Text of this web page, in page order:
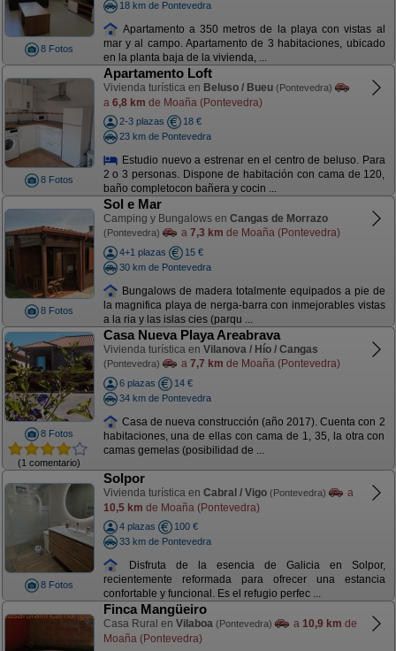
8 Fotos
18 km de Pontevedra
Apartamento a 350 metros de la playa con vistas al
mar y al campo. Apartamento de 3 habitaciones, ubicado
en la planta baja de la vivienda, ...
8 Fotos
Apartamento Loft
Vivienda turística en Beluso / Bueu (Pontevedra)
a 6,8 km de Moaña (Pontevedra)
2-3 plazas
18 €
23 km de Pontevedra
Estudio nuevo a estrenar en el centro de beluso. Para
2 o 3 personas. Dispone de habitación con cama de 120,
baño completocon bañera y cocin ...
8 Fotos
Sol e Mar
Camping y Bungalows en Cangas de Morrazo
(Pontevedra) a 7,3 km de Moaña (Pontevedra)
4+1 plazas
15 €
30 km de Pontevedra
Bungalows de madera totalmente equipados a pie de
la magnifica playa de nerga-barra con inmejorables vistas
a la ria y las islas cies (parqu ...
8 Fotos
(1 comentario)
Casa Nueva Playa Areabrava
Vivienda turística en Vilanova / Hío / Cangas
(Pontevedra) a 7,7 km de Moaña (Pontevedra)
6 plazas
14 €
34 km de Pontevedra
Casa de nueva construcción (año 2017). Cuenta con 2
habitaciones, una de ellas con cama de 1, 35, la otra con
camas gemelas (posibilidad de ...
8 Fotos
Solpor
Vivienda turística en Cabral / Vigo (Pontevedra)
a
10,5 km de Moaña (Pontevedra)
4 plazas
100 €
33 km de Pontevedra
Disfruta de la esencia de Galicia en Solpor,
recientemente reformada para ofrecer una estancia
confortable y funcional. Es el refugio perfec ...
Finca Mangüeiro
Casa Rural en Vilaboa (Pontevedra) a 10,9 km de
Moaña (Pontevedra)